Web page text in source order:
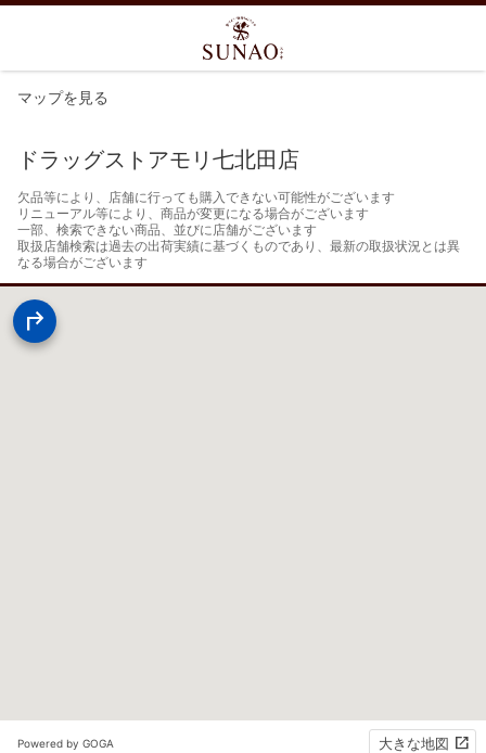
マップを見る
ドラッグストアモリ七北田店
欠品等により、店舗に行っても購入できない可能性がございます
リニューアル等により、商品が変更になる場合がございます
一部、検索できない商品、並びに店舗がございます
取扱店舗検索は過去の出荷実績に基づくものであり、最新の取扱状況とは異
なる場合がございます
Powered by GOGA 大きな地図